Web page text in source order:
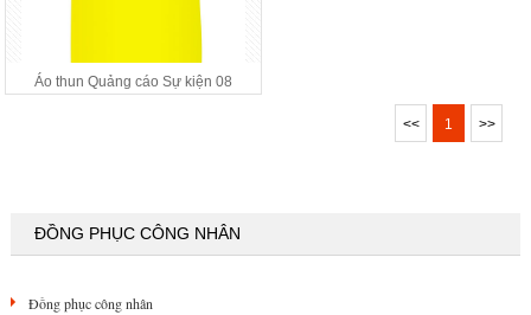
Áo thun Quảng cáo Sự kiện 08
<< 1 >>
ĐỒNG PHỤC CÔNG NHÂN
Đồng phục công nhân